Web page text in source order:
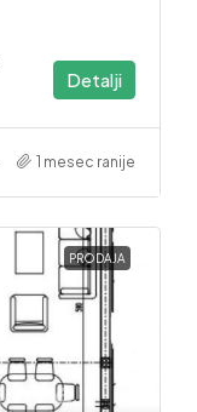
Detalji
1 mesec ranije
PRODAJA